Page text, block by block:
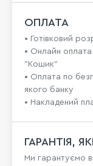
ОПЛАТА
• Готівковий
• Онлайн
"Кошик"
• Оплата по
якого банку
• Накладений
ГАРАНТІЯ,
Ми гарантуємо